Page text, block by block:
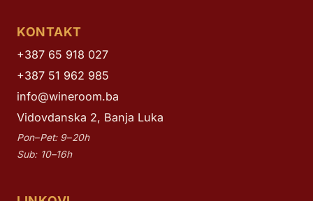
KONTAKT
+387 65 918 027
+387 51 962 985
info@wineroom.ba
Vidovdanska 2, Banja Luka
Pon–Pet: 9–20h
Sub: 10–16h